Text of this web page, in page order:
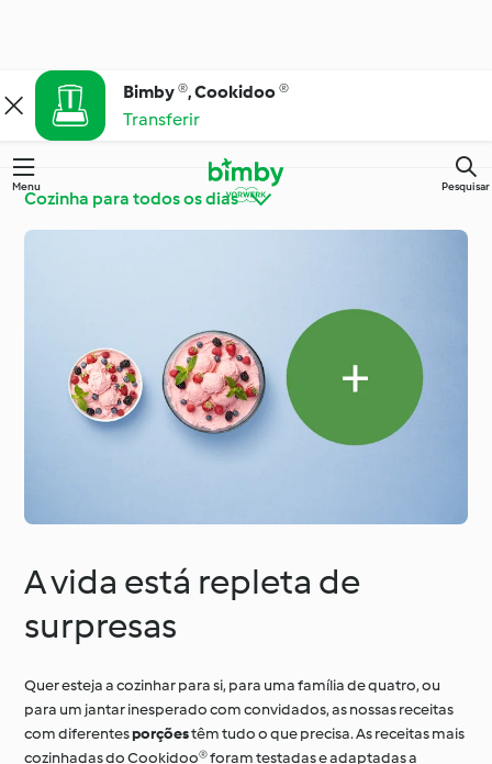
Bimby ®, Cookidoo ®
Transferir
Menu Pesquisar
Cozinha para todos os dias
Ingredientes
Cozinha para todos os
dias
À volta do mundo com
o Cookidoo®
Aprenda com o
Cookidoo®
A vida está repleta de
surpresas
Quer esteja a cozinhar para si, para uma família de quatro, ou
para um jantar inesperado com convidados, as nossas receitas
com diferentesporçõestêm tudo o que precisa. As receitas mais
cozinhadas do Cookidoo® foram testadas e adaptadas a